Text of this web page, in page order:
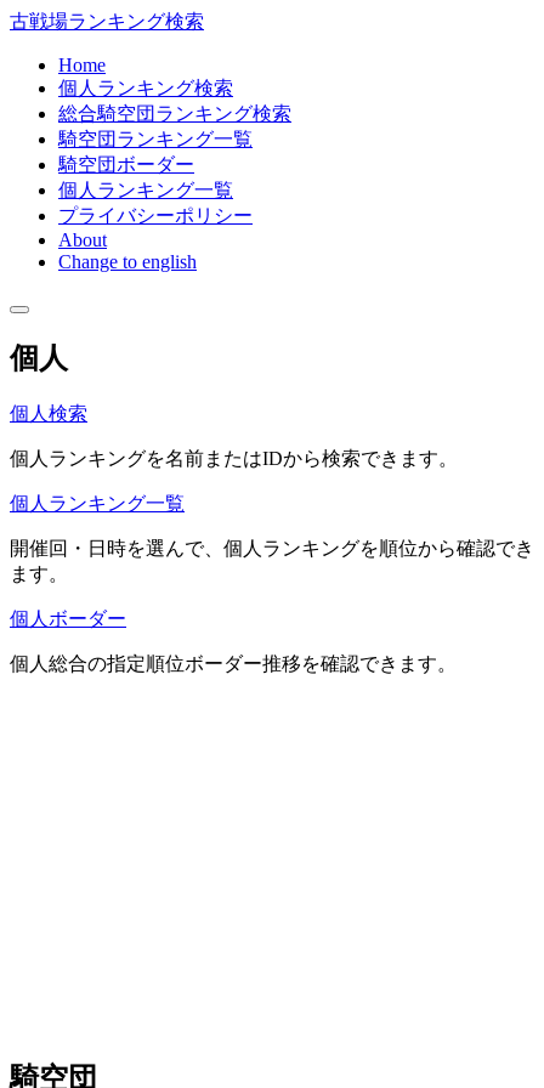
古戦場ランキング検索
Home
個人ランキング検索
総合騎空団ランキング検索
騎空団ランキング一覧
騎空団ボーダー
個人ランキング一覧
プライバシーポリシー
About
Change to english
個人
個人検索
個人ランキングを名前またはIDから検索できます。
個人ランキング一覧
開催回・日時を選んで、個人ランキングを順位から確認でき
ます。
個人ボーダー
個人総合の指定順位ボーダー推移を確認できます。
騎空団